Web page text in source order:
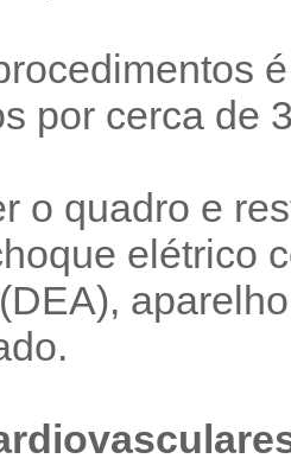
por cerca de
o quadro e
elétrico